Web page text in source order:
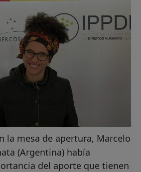
la mesa de apertura, Marcelo
(Argentina) había
del aporte que tienen